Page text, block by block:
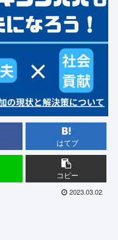
はてブ
コピー
2023.03.02